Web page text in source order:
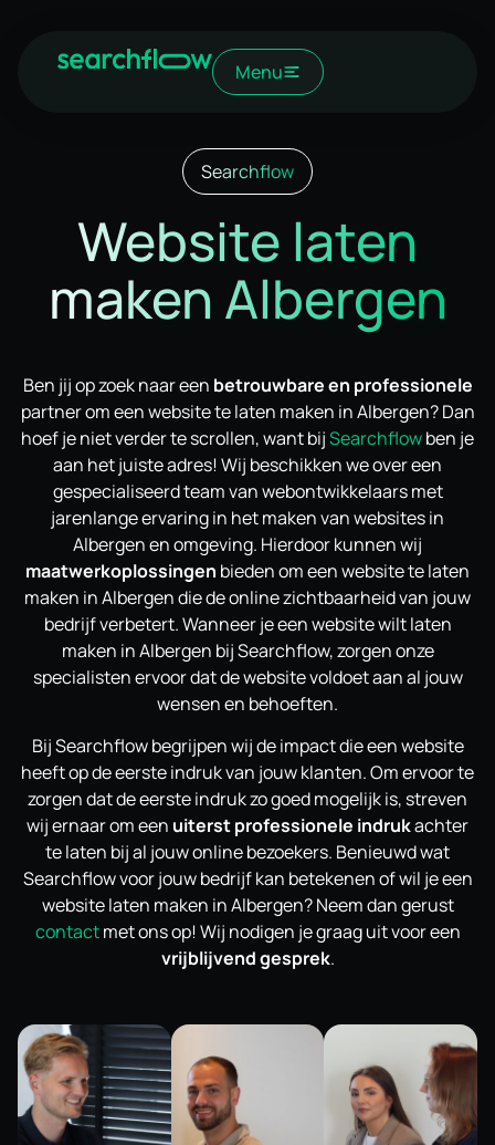
Menu
Searchflow
Website laten
maken Albergen
Ben jij op zoek naar een betrouwbare en professionele
partner om een website te laten maken in Albergen? Dan
hoef je niet verder te scrollen, want bijSearchflowben je
aan het juiste adres! Wij beschikken we over een
gespecialiseerd team van webontwikkelaars met
jarenlange ervaring in het maken van websites in
Albergen en omgeving. Hierdoor kunnen wij
maatwerkoplossingen bieden om een website te laten
maken in Albergen die de online zichtbaarheid van jouw
bedrijf verbetert. Wanneer je een website wilt laten
maken in Albergen bij Searchflow, zorgen onze
specialisten ervoor dat de website voldoet aan al jouw
wensen en behoeften.
Bij Searchflow begrijpen wij de impact die een website
heeft op de eerste indruk van jouw klanten. Om ervoor te
zorgen dat de eerste indruk zo goed mogelijk is, streven
wij ernaar om een uiterst professionele indrukachter
te laten bij al jouw online bezoekers. Benieuwd wat
Searchflow voor jouw bedrijf kan betekenen of wil je een
website laten maken in Albergen? Neem dan gerust
contactmet ons op! Wij nodigen je graag uit voor een
vrijblijvend gesprek.